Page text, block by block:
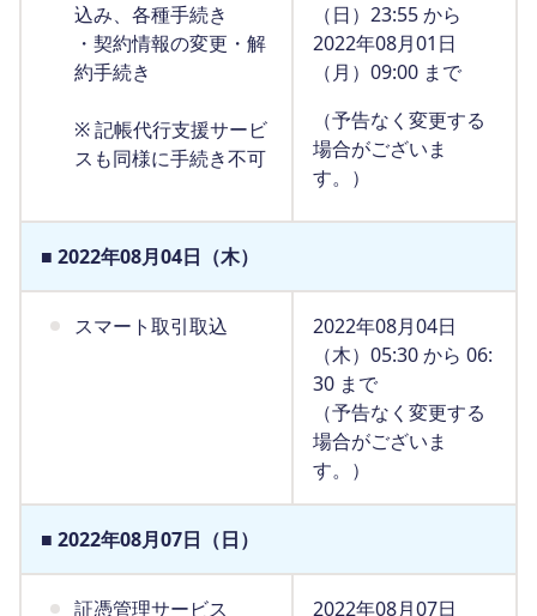
込み、各種手続き
・契約情報の変更・解
約手続き
※ 記帳代行支援サービ
スも同様に手続き不可
（日）23:55 から
2022年08月01日
（月）09:00 まで
（予告なく変更する
場合がございま
す。）
■ 2022年08月04日（木）
スマート取引取込
2022年08月04日
（木）05:30 から 06:
30 まで
（予告なく変更する
場合がございま
す。）
■ 2022年08月07日（日）
証憑管理サービス 2022年08月07日